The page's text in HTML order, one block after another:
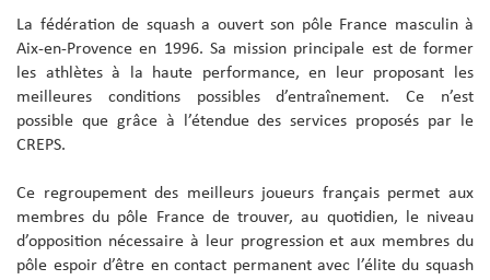
La fédération de squash a ouvert son pôle France masculin à
Aix-en-Provence en 1996. Sa mission principale est de former
les athlètes à la haute performance, en leur proposant les
meilleures conditions possibles d’entraînement. Ce n’est
possible que grâce à l’étendue des services proposés par le
CREPS.
Ce regroupement des meilleurs joueurs français permet aux
membres du pôle France de trouver, au quotidien, le niveau
d’opposition nécessaire à leur progression et aux membres du
pôle espoir d’être en contact permanent avec l’élite du squash